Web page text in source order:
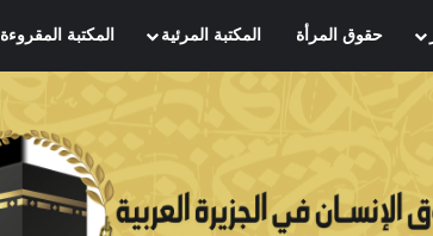
حقوق المرأة المكتبة المرئية المكتبة المقروءة